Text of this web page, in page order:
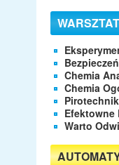
Chemia
Chemia
Efektowne
Warto